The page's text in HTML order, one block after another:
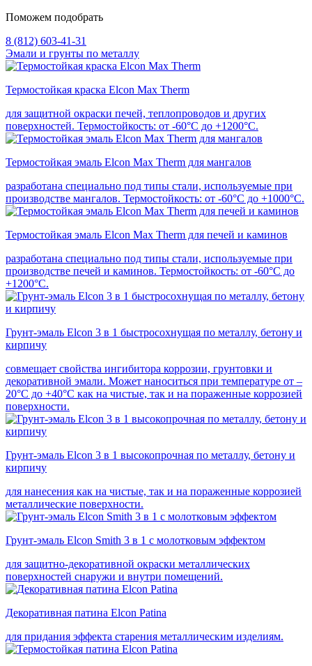
Поможем подобрать
8 (812) 603-41-31
Эмали и грунты по металлу
Термостойкая краска Elcon Max Therm
для защитной окраски печей, теплопроводов и других
поверхностей. Термостойкость: от -60°С до +1200°С.
Термостойкая эмаль Elcon Max Therm для мангалов
разработана специально под типы стали, используемые при
производстве мангалов. Термостойкость: от -60°С до +1000°С.
Термостойкая эмаль Elcon Max Therm для печей и каминов
разработана специально под типы стали, используемые при
производстве печей и каминов. Термостойкость: от -60°С до
+1200°С.
Грунт-эмаль Elcon 3 в 1 быстросохнущая по металлу, бетону и
кирпичу
совмещает свойства ингибитора коррозии, грунтовки и
декоративной эмали. Может наноситься при температуре от –
20°С до +40°С как на чистые, так и на пораженные коррозией
поверхности.
Грунт-эмаль Elcon 3 в 1 высокопрочная по металлу, бетону и
кирпичу
для нанесения как на чистые, так и на пораженные коррозией
металлические поверхности.
Грунт-эмаль Elcon Smith 3 в 1 с молотковым эффектом
для защитно-декоративной окраски металлических
поверхностей снаружи и внутри помещений.
Декоративная патина Elcon Patina
для придания эффекта старения металлическим изделиям.